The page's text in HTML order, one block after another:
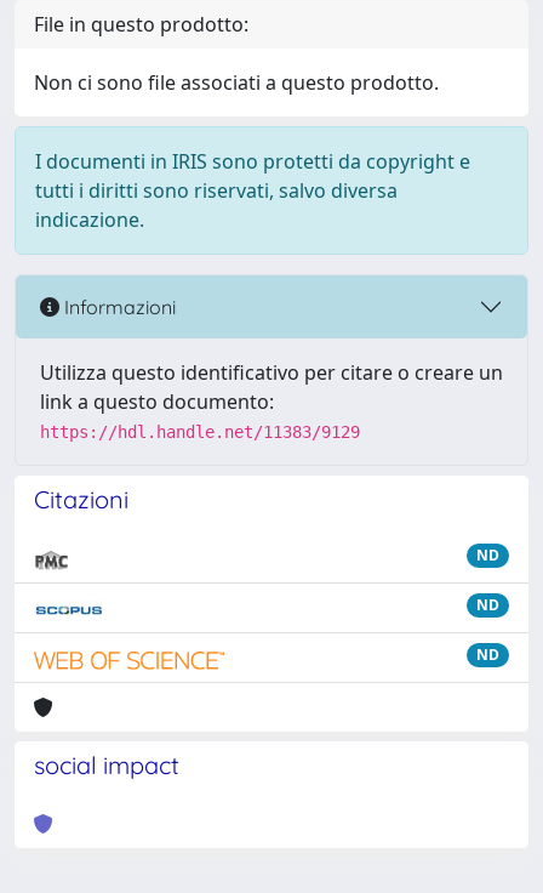
File in questo prodotto:
Non ci sono file associati a questo prodotto.
I documenti in IRIS sono protetti da copyright e
tutti i diritti sono riservati, salvo diversa
indicazione.
Informazioni
Utilizza questo identificativo per citare o creare un
link a questo documento:
https://hdl.handle.net/11383/9129
Citazioni
ND
ND
ND
social impact